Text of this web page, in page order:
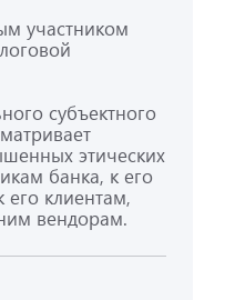
участником
субъектного
этических
банка, к его
его клиентам,
вендорам.